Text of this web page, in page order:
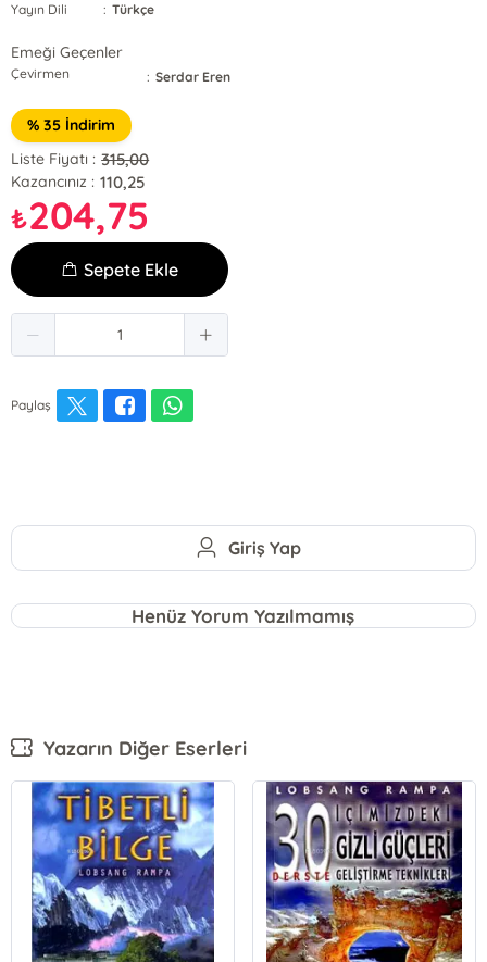
Yayın Dili
: Türkçe
Emeği Geçenler
Çevirmen : Serdar Eren
% 35 İndirim
Liste Fiyatı : 315,00
Kazancınız : 110,25
₺204,75
Sepete Ekle
Paylaş
Giriş Yap
Henüz Yorum Yazılmamış
Yazarın Diğer Eserleri